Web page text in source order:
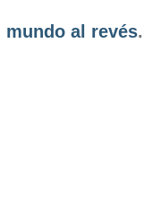
mundo al revés.